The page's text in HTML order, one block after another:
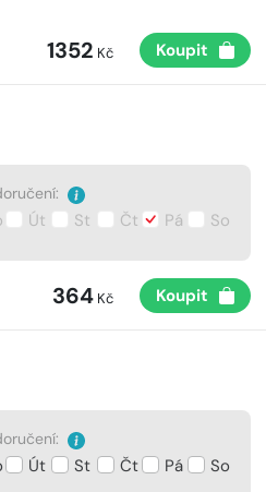
1352 Kč Koupit
Út St Čt Pá So
364Kč Koupit
Út St Čt Pá So